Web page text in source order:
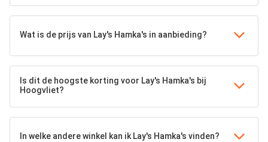
Wat is de prijs van Lay's Hamka's in aanbieding?
Is dit de hoogste korting voor Lay's Hamka's bij
Hoogvliet?
In welke andere winkel kan ik Lay's Hamka's vinden?